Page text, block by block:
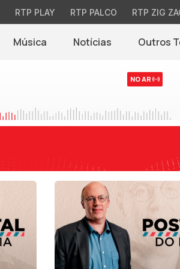
RTP PLAY RTP PALCO RTP ZIG
Música Notícias(abre em nova
Outros
NO AR